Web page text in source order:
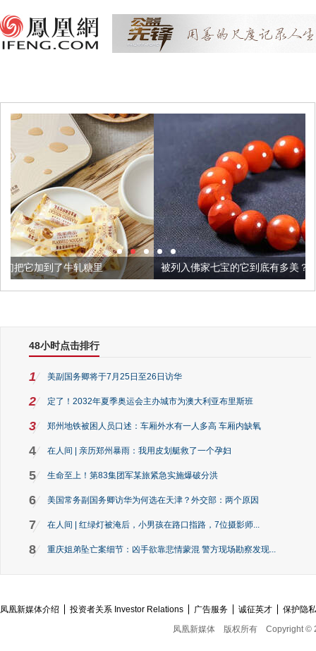
轧糖里 被列入佛家七宝的它到底有多美？
48小时点击排行
1 美副国务卿将于7月25日至26日访华
2 定了！2032年夏季奥运会主办城市为澳大利亚布里斯班
3 郑州地铁被困人员口述：车厢外水有一人多高 车厢内缺氧
4 在人间 | 亲历郑州暴雨：我用皮划艇救了一个孕妇
5 生命至上！第83集团军某旅紧急实施爆破分洪
6 美国常务副国务卿访华为何选在天津？外交部：两个原因
7 在人间 | 红绿灯被淹后，小男孩在路口指路，7位摄影师...
8 重庆姐弟坠亡案细节：凶手欲靠悲情蒙混 警方现场勘察发现...
凤凰新媒体介绍 投资者关系 Investor Relations 广告服务 诚征英才
保护隐
凤凰新媒体
版权所有 Copyright ©